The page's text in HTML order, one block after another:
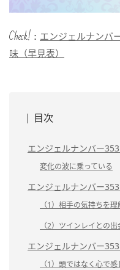
Check!： エンジェルナンバ
味（早見表）
目次
エンジェルナンバー
変化の波に乗っている
エンジェルナンバー
（1）相手の気持ちを
（2）ツインレイとの
エンジェルナンバー
（1）頭ではなく心で感